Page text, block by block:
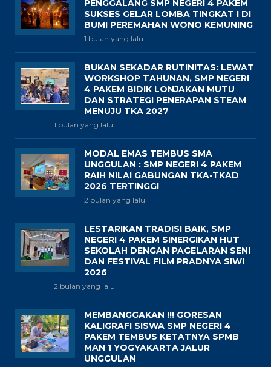
PENGGALANG SMP NEGERI 4 PAKEM
SUKSES GELAR LOMBA TINGKAT I DI
BUMI PEREMAHAN WONO KEMUNING
1 bulan yang lalu
BUKAN SEKADAR RUTINITAS: LEWAT
WORKSHOP TAHUNAN, SMP NEGERI
4 PAKEM BIDIK LONJAKAN MUTU
DAN STRATEGI PENERAPAN STEAM
MENUJU TKA 2027
1 bulan yang lalu
MODAL EMAS TEMBUS SMA
UNGGULAN : SMP NEGERI 4 PAKEM
RAIH NILAI GABUNGAN TKA-TKAD
2026 TERTINGGI
2 bulan yang lalu
LESTARIKAN TRADISI BAIK, SMP
NEGERI 4 PAKEM SINERGIKAN HUT
SEKOLAH DENGAN PAGELARAN SENI
DAN FESTIVAL FILM PRADNYA SIWI
2026
2 bulan yang lalu
MEMBANGGAKAN !!! GORESAN
KALIGRAFI SISWA SMP NEGERI 4
PAKEM TEMBUS KETATNYA SPMB
MAN 1 YOGYAKARTA JALUR
UNGGULAN